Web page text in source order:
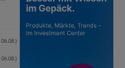
06.08.)
06.08.)